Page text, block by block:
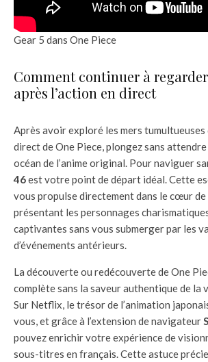
Gear 5 dans One Piece
Comment continuer à
après l’action en direct
Après avoir exploré les mers tumultueuses
direct de One Piece, plongez sans
océan de l’anime original. Pour naviguer
46est votre point de départ idéal. Cette
vous propulse directement dans le cœur de
présentant les personnages
captivantes sans vous submerger par les
d’événements antérieurs.
La découverte ou redécouverte de One
complète sans la saveur authentique de la
Sur Netflix, le trésor de l’animation
vous, et grâce à l’extension de navigateur
pouvez enrichir votre expérience de
sous-titres en français. Cette astuce